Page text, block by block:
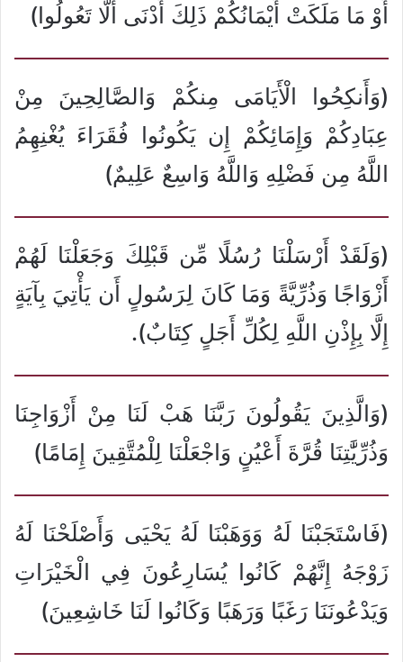
أَوْ مَا مَلَكَتْ أَيْمَانُكُمْ ذَلِكَ أَدْنَى أَلَّا تَعُولُوا)
(وَأَنكِحُوا الْأَيَامَى مِنكُمْ وَالصَّالِحِينَ مِنْ
عِبَادِكُمْ وَإِمَائِكُمْ إِن يَكُونُوا فُقَرَاءَ يُغْنِهِمُ
اللَّهُ مِن فَضْلِهِ وَاللَّهُ وَاسِعٌ عَلِيمٌ)
(وَلَقَدْ أَرْسَلْنَا رُسُلًا مِّن قَبْلِكَ وَجَعَلْنَا لَهُمْ
أَزْوَاجًا وَذُرِّيَّةً وَمَا كَانَ لِرَسُولٍ أَن يَأْتِيَ بِآيَةٍ
إِلَّا بِإِذْنِ اللَّهِ لِكُلِّ أَجَلٍ كِتَابٌ).
(وَالَّذِينَ يَقُولُونَ رَبَّنَا هَبْ لَنَا مِنْ أَزْوَاجِنَا
وَذُرِّيَّٰتِنَا قُرَّةَ أَعْيُنٍ وَاجْعَلْنَا لِلْمُتَّقِينَ إِمَامًا)
(فَاسْتَجَبْنَا لَهُ وَوَهَبْنَا لَهُ يَحْيَى وَأَصْلَحْنَا لَهُ
زَوْجَهُ إِنَّهُمْ كَانُوا يُسَارِعُونَ فِي الْخَيْرَاتِ
وَيَدْعُونَنَا رَغَبًا وَرَهَبًا وَكَانُوا لَنَا خَاشِعِينَ)